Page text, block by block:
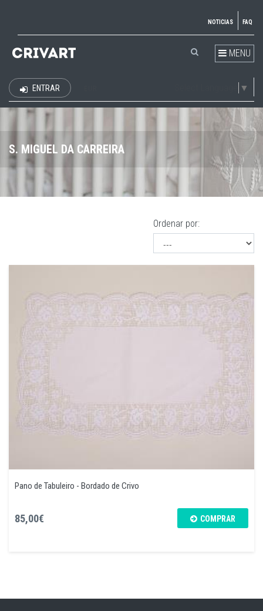
NOTICIAS FAQ
MENU
▼
ENTRAR
S. MIGUEL DA CARREIRA
Ordenar por:
Pano de Tabuleiro - Bordado de Crivo
85,00€ COMPRAR